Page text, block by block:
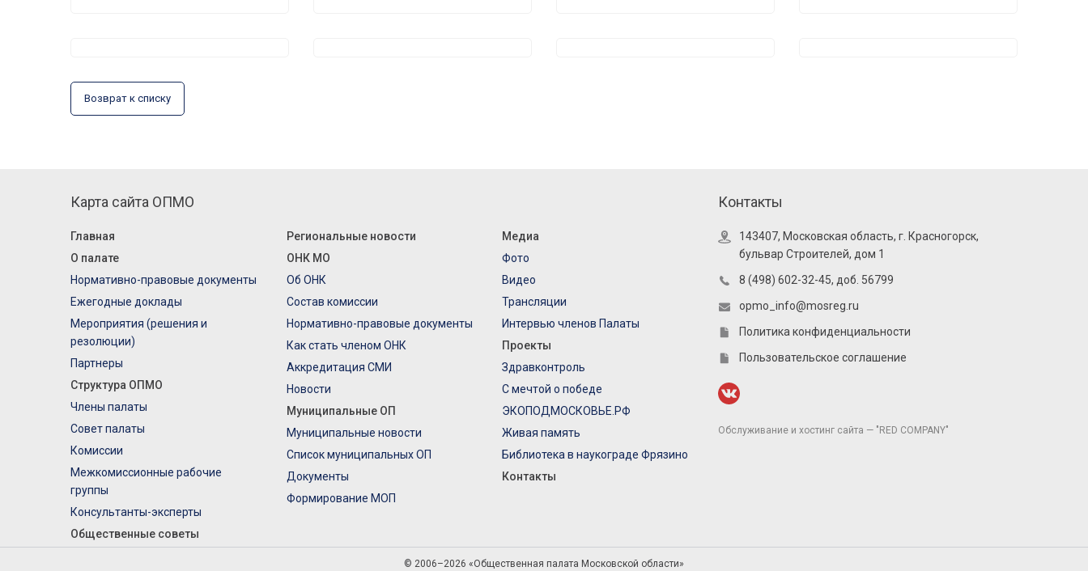
Возврат к списку
Карта сайта ОПМО
Главная
О палате
Нормативно-правовые документы
Ежегодные доклады
Мероприятия (решения и
резолюции)
Партнеры
Структура ОПМО
Члены палаты
Совет палаты
Комиссии
Межкомиссионные рабочие
группы
Консультанты-эксперты
Общественные советы
Региональные новости
ОНК МО
Об ОНК
Состав комиссии
Нормативно-правовые документы
Как стать членом ОНК
Аккредитация СМИ
Новости
Муниципальные ОП
Муниципальные новости
Список муниципальных ОП
Документы
Формирование МОП
Медиа
Фото
Видео
Трансляции
Интервью членов Палаты
Проекты
Здравконтроль
С мечтой о победе
ЭКОПОДМОСКОВЬЕ.РФ
Живая память
Библиотека в наукограде Фрязино
Контакты
Контакты
143407, Московская область, г. Красногорск,
бульвар Строителей, дом 1
8 (498) 602-32-45, доб. 56799
opmo_info@mosreg.ru
Политика конфиденциальности
Пользовательское соглашение
Обслуживание и хостинг сайта — "RED COMPANY"
© 2006–2026 «Общественная палата Московской области»